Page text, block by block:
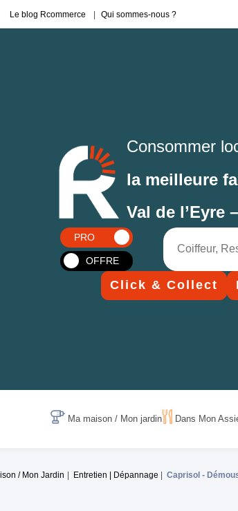
Le blog Rcommerce Qui sommes-nous ?
Consommer
la meilleure
Val de l’Eyre
PRO
OFFRE
Click & Collect
Ma maison / Mon jardin Dans Mon
/ Mon Jardin Entretien | Dépannage Caprisol -